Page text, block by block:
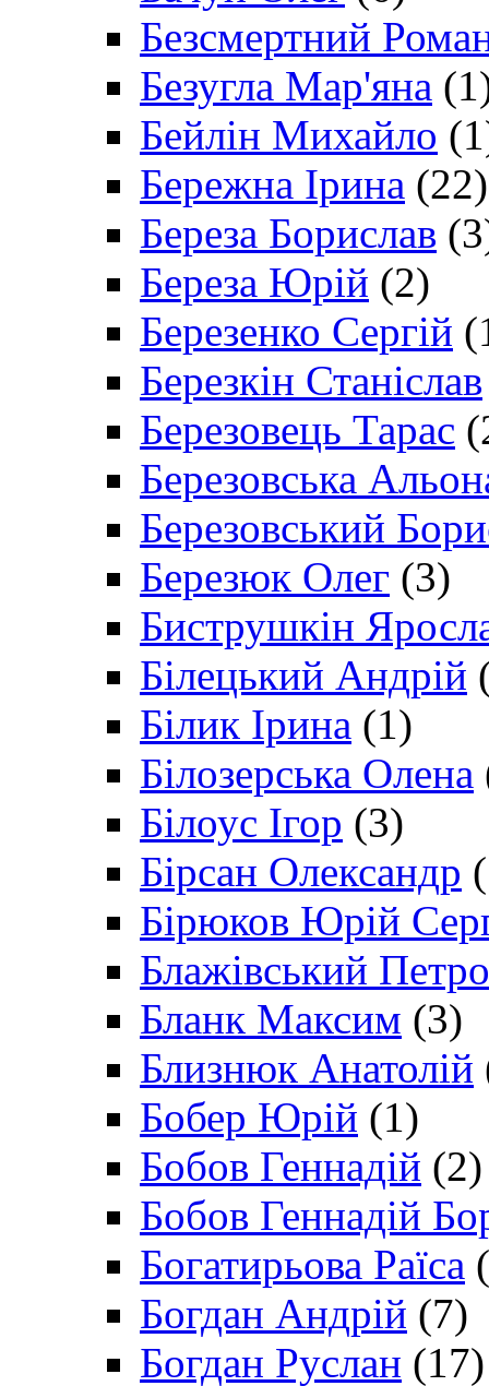
Безсмертний
Безугла Мар'яна
Бейлін Михайло
Бережна Ірина (22)
Береза Борислав
Береза Юрій (2)
Березенко Сергій
Березкін Станіслав
Березовець Тарас
Березовська
Березовський
Березюк Олег (3)
Биструшкін
Білецький Андрій
Білик Ірина (1)
Білозерська Олена
Білоус Ігор (3)
Бірсан Олександр
Бірюков Юрій
Блажівський Петро
Бланк Максим (3)
Близнюк Анатолій
Бобер Юрій (1)
Бобов Геннадій (2)
Бобов Геннадій
Богатирьова Раїса
Богдан Андрій (7)
Богдан Руслан (17)